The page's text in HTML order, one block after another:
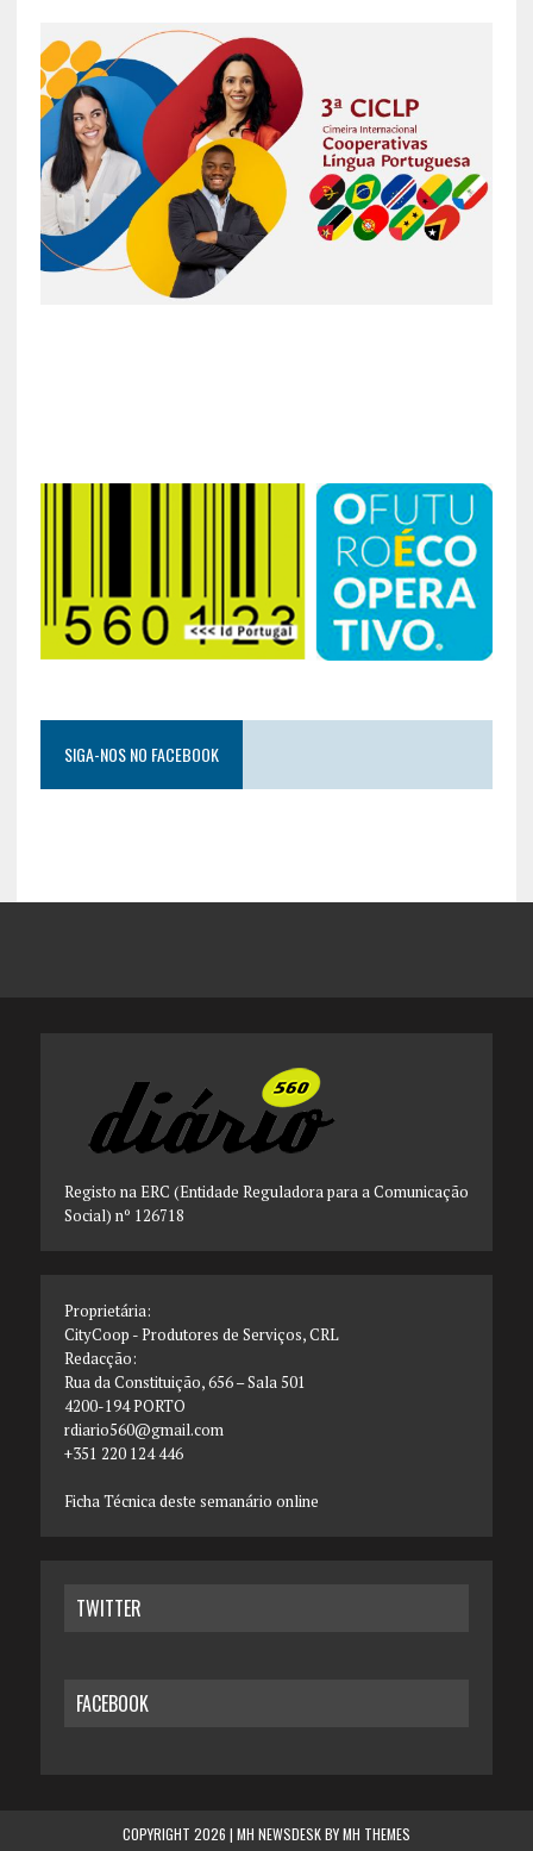
SIGA-NOS NO FACEBOOK
Registo na ERC (Entidade Reguladora para a Comunicação
Social) nº 126718
Proprietária:
CityCoop - Produtores de Serviços, CRL
Redacção:
Rua da Constituição, 656 – Sala 501
4200-194 PORTO
rdiario560@gmail.com
+351 220 124 446
Ficha Técnica deste semanário online
TWITTER
FACEBOOK
COPYRIGHT 2026 | MH NEWSDESK BYMH THEMES